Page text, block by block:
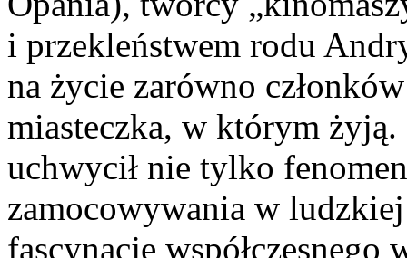
i przekleństwem rodu
na życie zarówno
miasteczka, w którym
uchwycił nie tylko
zamocowywania w
fascynację